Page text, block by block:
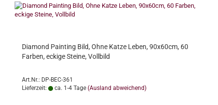
Diamond Painting Bild, Ohne Katze Leben, 90x60cm, 60
Farben, eckige Steine, Vollbild
Art.Nr.: DP-BEC-361
Lieferzeit:
ca. 1-4 Tage (Ausland abweichend)